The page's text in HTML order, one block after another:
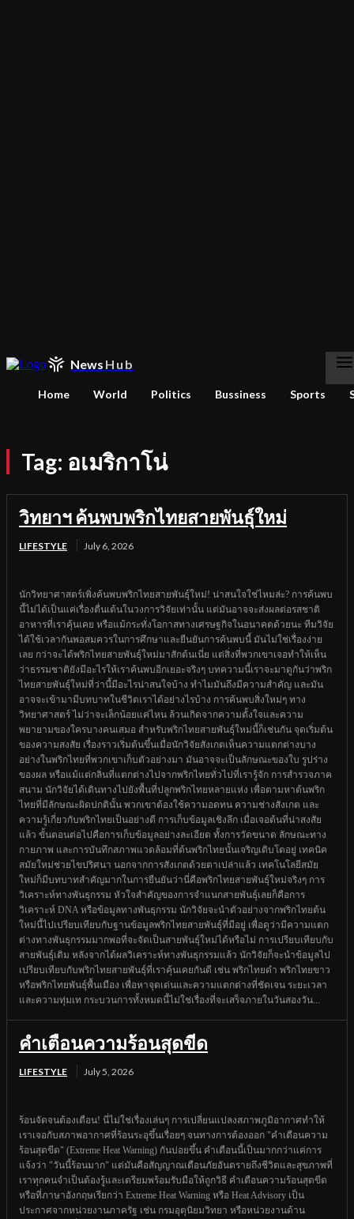
News Hub
Home World Politics Bussiness Sports
Tag: อเมริกาโน่
วิทยาฯ ค้นพบพริกไทยสายพันธุ์ใหม่
LIFESTYLE July 6, 2026
นักวิทยาศาสตร์เพิ่งค้นพบพริกไทยสายพันธุ์ใหม่! น่าสนใจใช่ไหมล่ะ? การค้นพบ
นี้ไม่ได้เป็นแค่เรื่องตื่นเต้นในวงการวิจัยเท่านั้น แต่มันอาจจะส่งผลต่อรสชาติ
อาหารที่เราคุ้นเคย หรือแม้กระทั่งโอกาสทางเศรษฐกิจในอนาคตด้วยนะ ทีมวิจัย
ได้ใช้เวลากันพอสมควรในการศึกษาและยืนยันการค้นพบนี้ มันไม่ใช่เรื่องง่าย
เลย กว่าจะได้พริกไทยสายพันธุ์ใหม่มาสักต้นเนี่ย แต่สิ่งที่พวกเขาเจอทำให้เห็น
ว่าธรรมชาติยังมีอะไรให้เราค้นพบอีกเยอะจริงๆ บทความนี้เราจะมาดูกันว่าพริก
ไทยสายพันธุ์ใหม่ที่ว่านี้มีอะไรน่าสนใจบ้าง ทำไมมันถึงมีความสำคัญ และมัน
อาจจะเข้ามามีบทบาทในชีวิตเราได้อย่างไรบ้าง การค้นพบสิ่งใหม่ๆ ทาง
วิทยาศาสตร์ ไม่ว่าจะเล็กน้อยแค่ไหน ล้วนเกิดจากความตั้งใจและความ
พยายามของใครบางคนเสมอ สำหรับพริกไทยสายพันธุ์ใหม่นี้ก็เช่นกัน จุดเริ่มต้น
ของความสงสัย เรื่องราวเริ่มต้นขึ้นเมื่อนักวิจัยสังเกตเห็นความแตกต่างบาง
อย่างในพริกไทยที่พวกเขาเก็บตัวอย่างมา มันอาจจะเป็นลักษณะของใบ รูปร่าง
ของผล หรือแม้แต่กลิ่นที่แตกต่างไปจากพริกไทยทั่วไปที่เรารู้จัก การสำรวจภาค
สนาม นักวิจัยได้เดินทางไปยังพื้นที่ปลูกพริกไทยหลายแห่ง เพื่อตามหาต้นพริก
ไทยที่มีลักษณะผิดปกตินั้น พวกเขาต้องใช้ความอดทน ความช่างสังเกต และ
ความรู้เกี่ยวกับพริกไทยเป็นอย่างดี การเก็บข้อมูลเชิงลึก เมื่อเจอต้นที่น่าสงสัย
แล้ว ขั้นตอนต่อไปคือการเก็บข้อมูลอย่างละเอียด ทั้งการวัดขนาด ลักษณะทาง
กายภาพ และการบันทึกสภาพแวดล้อมที่ต้นพริกไทยนั้นเจริญเติบโตอยู่ เทคนิค
สมัยใหม่ช่วยไขปริศนา นอกจากการสังเกตด้วยตาเปล่าแล้ว เทคโนโลยีสมัย
ใหม่ก็มีบทบาทสำคัญมากในการยืนยันว่านี่คือพริกไทยสายพันธุ์ใหม่จริงๆ การ
วิเคราะห์ทางพันธุกรรม หัวใจสำคัญของการจำแนกสายพันธุ์เลยก็คือการ
วิเคราะห์ DNA หรือข้อมูลทางพันธุกรรม นักวิจัยจะนำตัวอย่างจากพริกไทยต้น
ใหม่นี้ไปเปรียบเทียบกับฐานข้อมูลพริกไทยสายพันธุ์ที่มีอยู่ เพื่อดูว่ามีความแตก
ต่างทางพันธุกรรมมากพอที่จะจัดเป็นสายพันธุ์ใหม่ได้หรือไม่ การเปรียบเทียบกับ
สายพันธุ์เดิม หลังจากได้ผลวิเคราะห์ทางพันธุกรรมแล้ว นักวิจัยก็จะนำข้อมูลไป
เปรียบเทียบกับพริกไทยสายพันธุ์ที่เราคุ้นเคยกันดี เช่น พริกไทยดำ พริกไทยขาว
หรือพริกไทยพันธุ์พื้นเมือง เพื่อหาจุดเด่นและความแตกต่างที่ชัดเจน ระยะเวลา
และความทุ่มเท กระบวนการทั้งหมดนี้ไม่ใช่เรื่องที่จะเสร็จภายในวันสองวัน...
คำเตือนความร้อนสุดขีด
LIFESTYLE July 5, 2026
ร้อนจัดจนต้องเตือน! นี่ไม่ใช่เรื่องเล่นๆ การเปลี่ยนแปลงสภาพภูมิอากาศทำให้
เราเจอกับสภาพอากาศที่ร้อนระอุขึ้นเรื่อยๆ จนทางการต้องออก "คำเตือนความ
ร้อนสุดขีด" (Extreme Heat Warning) กันบ่อยขึ้น คำเตือนนี้เป็นมากกว่าแค่การ
แจ้งว่า "วันนี้ร้อนมาก" แต่มันคือสัญญาณเตือนภัยอันตรายถึงชีวิตและสุขภาพที่
เราทุกคนจำเป็นต้องรู้และเตรียมพร้อมรับมือให้ถูกวิธี คำเตือนความร้อนสุดขีด
หรือที่ภาษาอังกฤษเรียกว่า Extreme Heat Warning หรือ Heat Advisory เป็น
ประกาศจากหน่วยงานภาครัฐ เช่น กรมอุตุนิยมวิทยา หรือหน่วยงานด้าน